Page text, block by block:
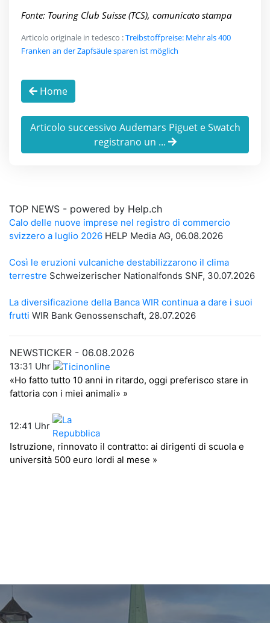
Fonte: Touring Club Suisse (TCS), comunicato stampa
Articolo originale in tedesco :Treibstoffpreise: Mehr als 400
Franken an der Zapfsäule sparen ist möglich
Home
Articolo successivo Audemars Piguet e Swatch
registrano un ...